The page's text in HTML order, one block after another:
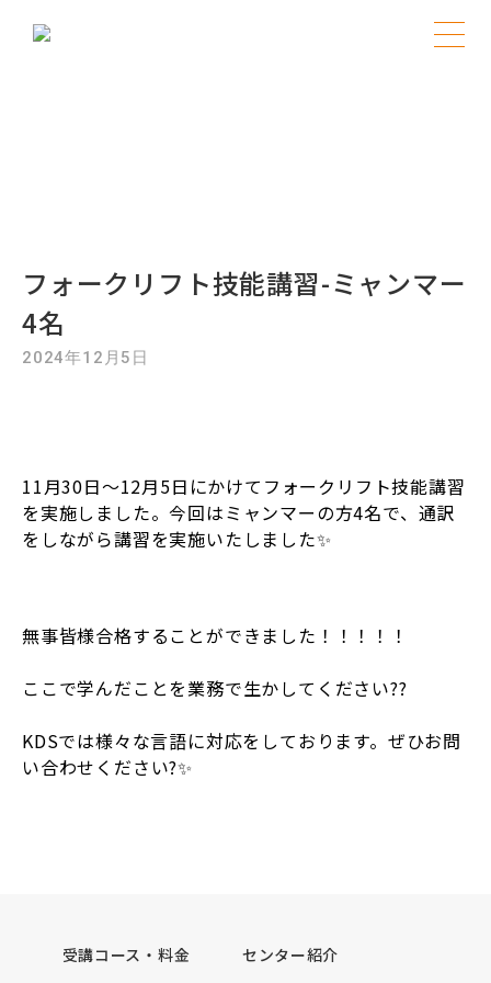
フォークリフト技能講習-ミャンマー
4名
2024年12月5日
11月30日～12月5日にかけてフォークリフト技能講習
を実施しました。今回はミャンマーの方4名で、通訳
をしながら講習を実施いたしました✨
無事皆様合格することができました！！！！！
ここで学んだことを業務で生かしてください??
KDSでは様々な言語に対応をしております。ぜひお問
い合わせください?✨
受講コース・料金 センター紹介